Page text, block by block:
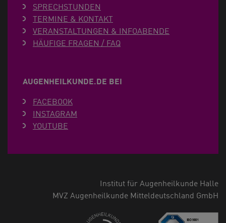
SPRECHSTUNDEN
TERMINE & KONTAKT
VERANSTALTUNGEN & INFOABENDE
HÄUFIGE FRAGEN / FAQ
AUGENHEILKUNDE.DE BEI
FACEBOOK
INSTAGRAM
YOUTUBE
Institut für Augenheilkunde Halle
MVZ Augenheilkunde Mitteldeutschland GmbH